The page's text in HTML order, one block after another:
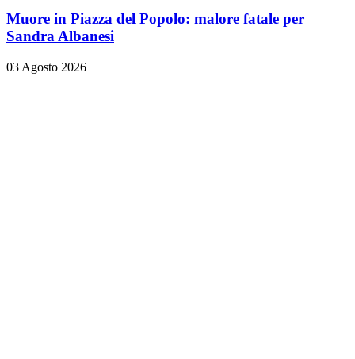
Muore in Piazza del Popolo: malore fatale per
Sandra Albanesi
03 Agosto 2026